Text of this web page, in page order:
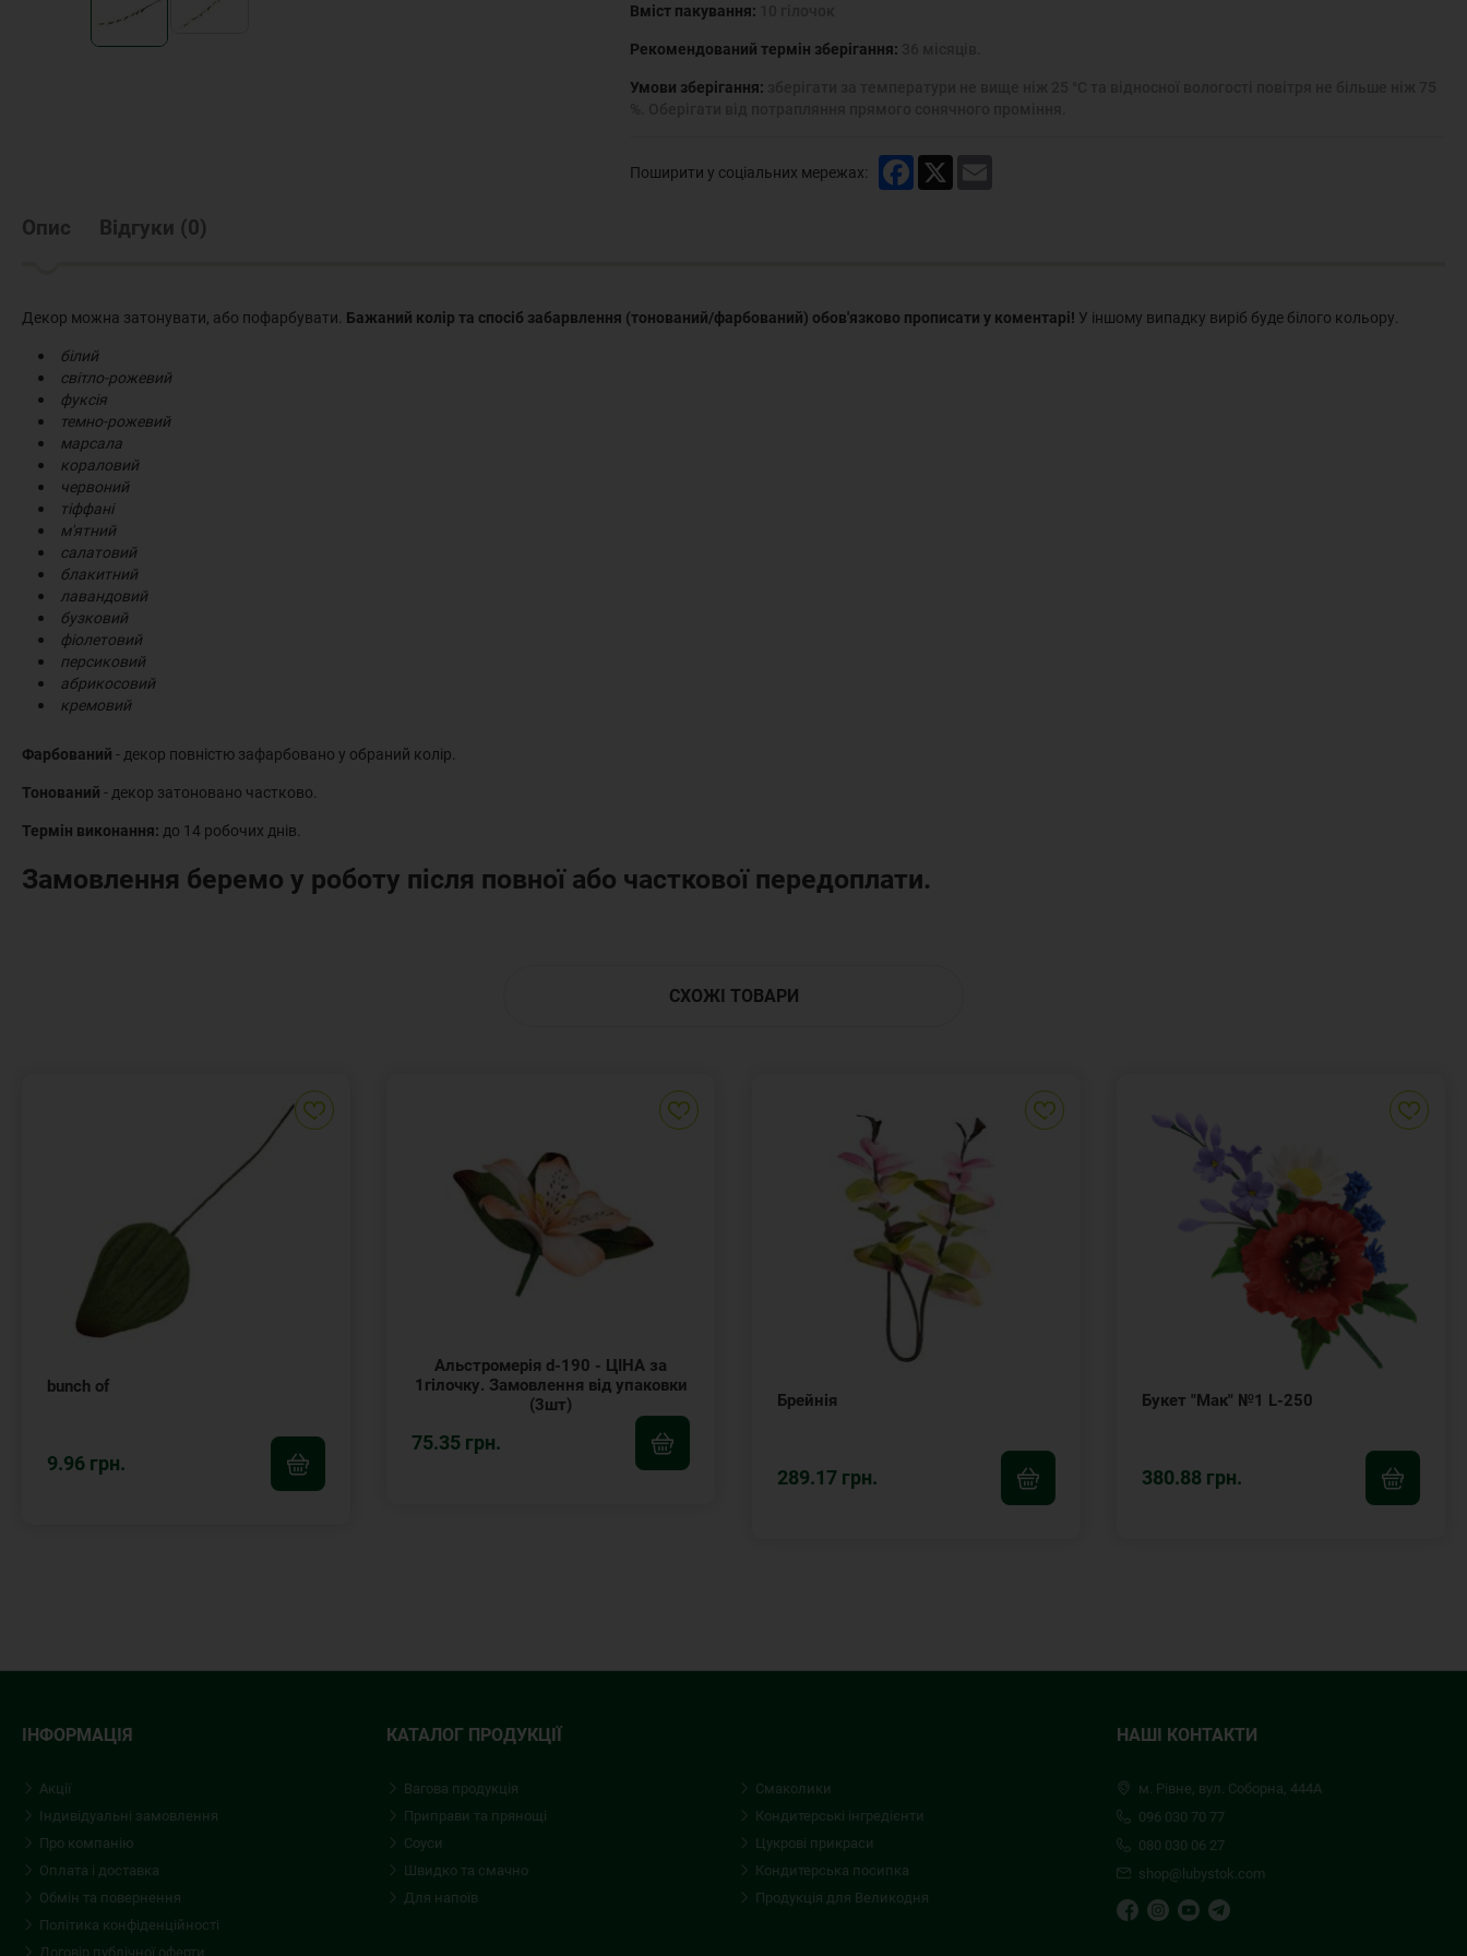
Вміст пакування:
Рекомендований термін зберігання:
Умови зберігання:
Поширити у соціальних мережах: Facebook
Опис Відгуки (0)
Декор можна затонувати, або пофарбувати. Бажаний колір та спосіб забарвлення (тонований/фарбований) обов'язково прописати у коментарі! У іншому випадку виріб буде білого кольору.
білий
світло-рожевий
фуксія
темно-рожевий
марсала
кораловий
червоний
тіффані
м'ятний
салатовий
блакитний
лавандовий
бузковий
фіолетовий
персиковий
абрикосовий
кремовий
Фарбований - декор повністю зафарбовано у обраний колір.
Тонований - декор затоновано частково.
Термін виконання: до 14 робочих днів.
Замовлення беремо у роботу після повної або часткової передоплати.
СХОЖІ ТОВАРИ
bunch of
9.96 грн.
Альстромерія d-190 - ЦІНА за
1гілочку. Замовлення від упаковки
(3шт)
75.35 грн.
Брейнія
289.17 грн.
Букет "Мак" №1 L-250
380.88 грн.
ІНФОРМАЦІЯ
Акції
Індивідуальні замовлення
Про компанію
Оплата і доставка
Обмін та повернення
Політика конфіденційності
Договір публічної оферти
КАТАЛОГ ПРОДУКЦІЇ
Вагова продукція
Приправи та прянощі
Соуси
Швидко та смачно
Для напоїв
Смаколики
Кондитерські iнгредієнти
Цукрові прикраси
Кондитерська посипка
Продукція для Великодня
НАШІ КОНТАКТИ
м. Рівне, вул. Соборна, 444А
096 030 70 77
080 030 06 27
shop@lubystok.com